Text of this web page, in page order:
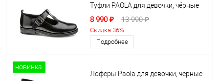
Туфли PAOLA для девочки, чёрные
8 990 ₽ 13 990 ₽
Скидка 36%
Подробнее
новинка
Лоферы Paola для девочки, чёрные